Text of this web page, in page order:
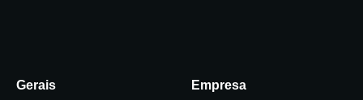
Gerais Empresa